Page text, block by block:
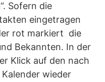
Sofern die
eingetragen
rot markiert die
Bekannten. In der
Klick auf den nach
wieder